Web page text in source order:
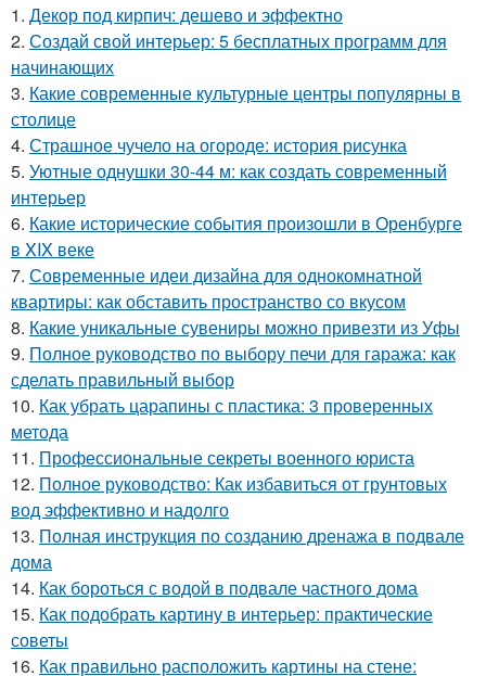
1. Декор под кирпич: дешево и эффектно
2. Создай свой интерьер: 5 бесплатных программ для
начинающих
3. Какие современные культурные центры популярны в
столице
4. Страшное чучело на огороде: история рисунка
5. Уютные однушки 30-44 м: как создать современный
интерьер
6. Какие исторические события произошли в Оренбурге
в XIX веке
7. Современные идеи дизайна для однокомнатной
квартиры: как обставить пространство со вкусом
8. Какие уникальные сувениры можно привезти из Уфы
9. Полное руководство по выбору печи для гаража: как
сделать правильный выбор
10. Как убрать царапины с пластика: 3 проверенных
метода
11. Профессиональные секреты военного юриста
12. Полное руководство: Как избавиться от грунтовых
вод эффективно и надолго
13. Полная инструкция по созданию дренажа в подвале
дома
14. Как бороться с водой в подвале частного дома
15. Как подобрать картину в интерьер: практические
советы
16. Как правильно расположить картины на стене: